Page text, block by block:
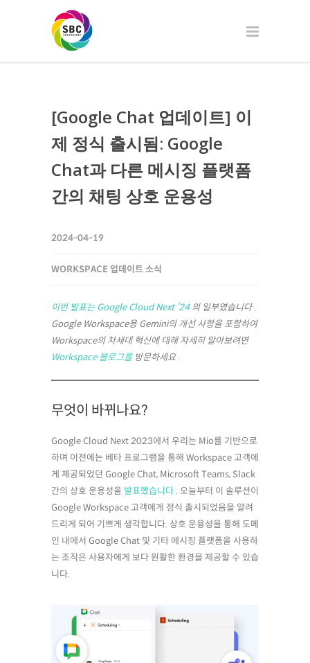
[Google Chat 업데이트] 이
제 정식 출시됨: Google
Chat과 다른 메시징 플랫폼
간의 채팅 상호 운용성
2024-04-19
WORKSPACE 업데이트 소식
이번 발표는 Google Cloud Next ’24의 일부였습니다.
Google Workspace용 Gemini의 개선 사항을 포함하여
Workspace의 차세대 혁신에 대해 자세히 알아보려면
Workspace 블로그를방문하세요 .
무엇이 바뀌나요?
Google Cloud Next 2023에서 우리는 Mio를 기반으로
하며 이전에는 베타 프로그램을 통해 Workspace 고객에
게 제공되었던 Google Chat, Microsoft Teams, Slack
간의 상호 운용성을 발표했습니다. 오늘부터 이 솔루션이
Google Workspace 고객에게 정식 출시되었음을 알려
드리게 되어 기쁘게 생각합니다. 상호 운용성을 통해 도메
인 내에서 Google Chat 및 기타 메시징 플랫폼을 사용하
는 조직은 사용자에게 보다 원활한 환경을 제공할 수 있습
니다.